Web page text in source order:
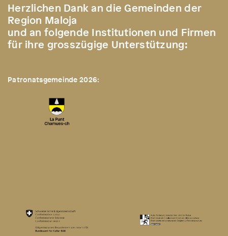
Herzlichen Dank an die Gemeinden der
Region Maloja
und an folgende Institutionen und Firmen
für ihre grosszügige Unterstützung:
Patronatsgemeinde 2026: